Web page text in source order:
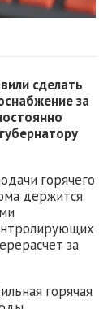
сделать
за
горячего
держится
за
горячая